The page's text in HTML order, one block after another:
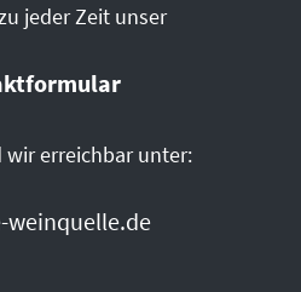
jeder Zeit unser
wir erreichbar unter:
weinquelle.de